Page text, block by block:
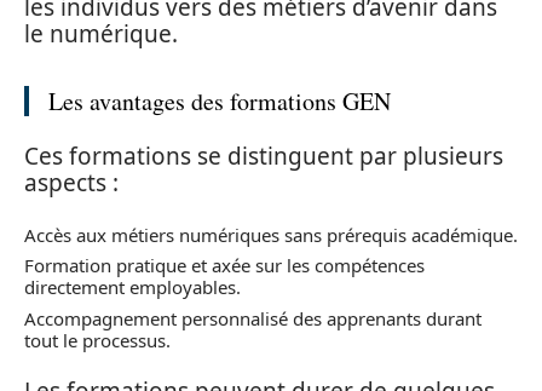
les individus vers des métiers d’avenir dans
le numérique.
Les avantages des formations GEN
Ces formations se distinguent par plusieurs
aspects :
Accès aux métiers numériques sans prérequis académique.
Formation pratique et axée sur les compétences
directement employables.
Accompagnement personnalisé des apprenants durant
tout le processus.